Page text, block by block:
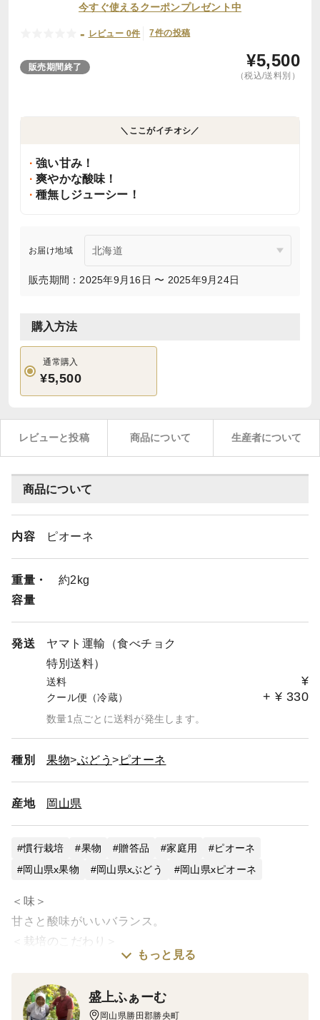
今すぐ使えるクーポンプレゼント中
- レビュー 0件 7件の投稿
販売期間終了 ¥5,500
（税込/送料別）
＼ここがイチオシ／
強い甘み！
爽やかな酸味！
種無しジューシー！
お届け地域
販売期間：2025年9月16日 〜 2025年9月24日
購入方法
通常購入
¥5,500
レビューと投稿 商品について 生産者について
商品について
内容 ピオーネ
重量・
容量
約2kg
発送
ヤマト運輸（食べチョク
特別送料）
送料 ¥
クール便（冷蔵） + ¥ 330
数量1点ごとに送料が発生します。
種別 果物 ぶどう ピオーネ
産地 岡山県
慣行栽培 果物 贈答品 家庭用
ピオーネ
岡山県x果物
岡山県xぶどう 岡山県xピオーネ
＜味＞
甘さと酸味がいいバランス。
＜栽培のこだわり＞
脱粒しにくく大粒で日持ちのするぶどう作り。
ぶどう作りに適した土地、天候。
もっと見る
盛上ふぁーむ
岡山県勝田郡勝央町